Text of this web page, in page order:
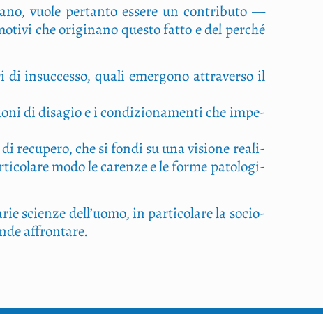
vuo­le per­tan­to esse­re un con­tri­bu­to —
che ori­gi­na­no que­sto fat­to e del per­ché
insuc­ces­so, qua­li emer­go­no attra­ver­so il
di disa­gio e i con­di­zio­na­men­ti che impe­
recu­pe­ro, che si fon­di su una visio­ne rea­li­
modo le caren­ze e le for­me pato­lo­gi­
scien­ze del­l’uo­mo, in par­ti­co­la­re la socio­
affrontare.